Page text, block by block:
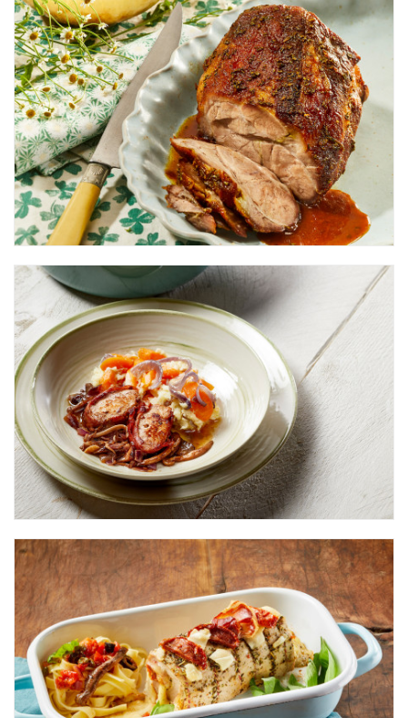
Schouder
Procureur
Hals
Rookworst
Buik
Saucijs
Buik
Schnitzel
Ham
Slavink
Buik
Sparerib
Karbonadestreng
Spekblokjes
Rugspek
Speklap
Buik
Varkensfilet
Karbonadestreng
Varkenshaas
Varkenshaas
Varkenslap
Schouder
Varkensoester
Ham
Varkensrollade
Hals
Varkensrollade
Karbonadestreng
Wangetjes
Kop